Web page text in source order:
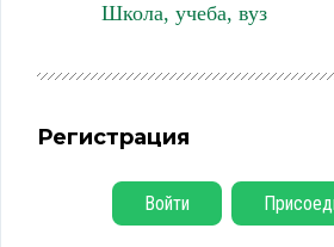
Школа, учеба, вуз
Регистрация
Войти